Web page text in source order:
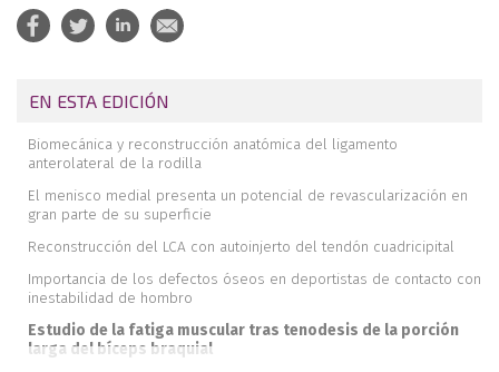
EN ESTA EDICIÓN
Biomecánica y reconstrucción anatómica del ligamento
anterolateral de la rodilla
El menisco medial presenta un potencial de revascularización en
gran parte de su superficie
Reconstrucción del LCA con autoinjerto del tendón cuadricipital
Importancia de los defectos óseos en deportistas de contacto con
inestabilidad de hombro
Estudio de la fatiga muscular tras tenodesis de la porción
larga del bíceps braquial